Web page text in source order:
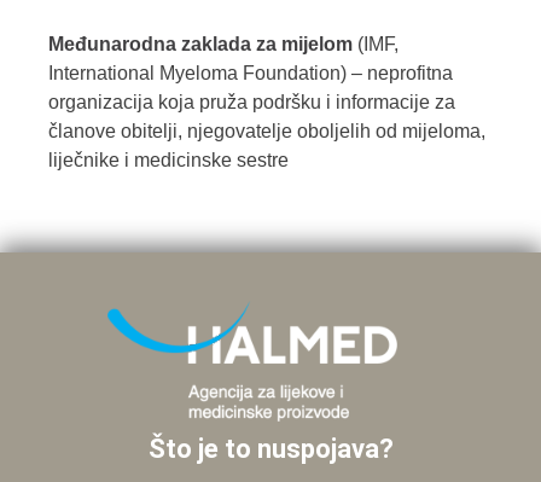
Međunarodna zaklada za mijelom (IMF,
International Myeloma Foundation) – neprofitna
organizacija koja pruža podršku i informacije za
članove obitelji, njegovatelje oboljelih od mijeloma,
liječnike i medicinske sestre
Što je to nuspojava?